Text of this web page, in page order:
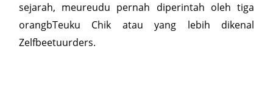
sejarah, meureudu pernah diperintah oleh tiga
orangbTeuku Chik atau yang lebih dikenal
Zelfbeetuurders.